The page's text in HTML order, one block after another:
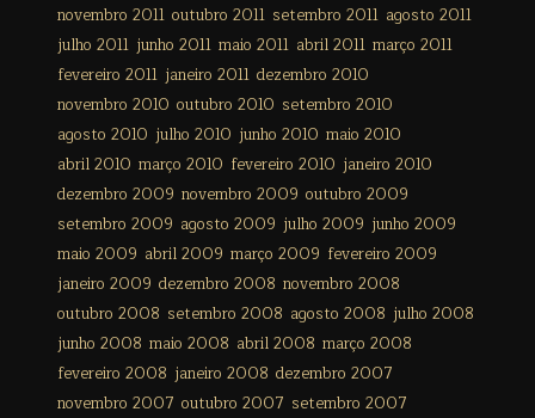
novembro 2011 outubro 2011 setembro 2011 agosto 2011
julho 2011 junho 2011 maio 2011 abril 2011 março 2011
fevereiro 2011 janeiro 2011 dezembro 2010
novembro 2010 outubro 2010 setembro 2010
agosto 2010 julho 2010 junho 2010 maio 2010
abril 2010 março 2010 fevereiro 2010 janeiro 2010
dezembro 2009 novembro 2009 outubro 2009
setembro 2009 agosto 2009 julho 2009 junho 2009
maio 2009 abril 2009 março 2009 fevereiro 2009
janeiro 2009 dezembro 2008 novembro 2008
outubro 2008 setembro 2008 agosto 2008 julho 2008
junho 2008 maio 2008 abril 2008 março 2008
fevereiro 2008 janeiro 2008 dezembro 2007
novembro 2007 outubro 2007 setembro 2007